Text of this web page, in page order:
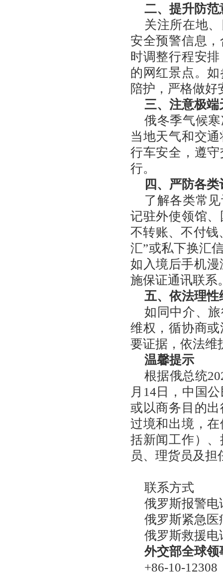
二、提升防范
关注所在地
安全预警信息
时调整行程安
的网红景点。
陪护，严格做
三、注意极端
俄冬季气候
当地天气和交
行车安全，遵
行。
四、严防各类
了解各类常
记驻外使领馆
不转账、不付钱
汇”或私下换汇
如入境后手机
施保证通讯联系
五、依法理性
如同中介、
维权，循协商
要证据，依法维
温馨提示
根据俄总统
月14日，中国
或以商务目的
过境和出境，
括新闻工作）
员、理货员及
联系方式
俄罗斯报警电
俄罗斯紧急医
俄罗斯救援电
外交部全球领
+86-10-12308